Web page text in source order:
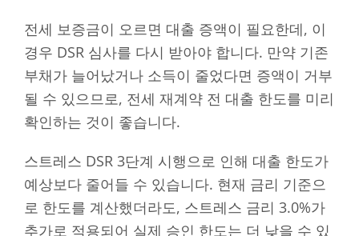
전세 보증금이 오르면 대출 증액이 필요한데, 이
경우 DSR 심사를 다시 받아야 합니다. 만약 기존
부채가 늘어났거나 소득이 줄었다면 증액이 거부
될 수 있으므로, 전세 재계약 전 대출 한도를 미리
확인하는 것이 좋습니다.
스트레스 DSR 3단계 시행으로 인해 대출 한도가
예상보다 줄어들 수 있습니다. 현재 금리 기준으
로 한도를 계산했더라도, 스트레스 금리 3.0%가
추가로 적용되어 실제 승인 한도는 더 낮을 수 있